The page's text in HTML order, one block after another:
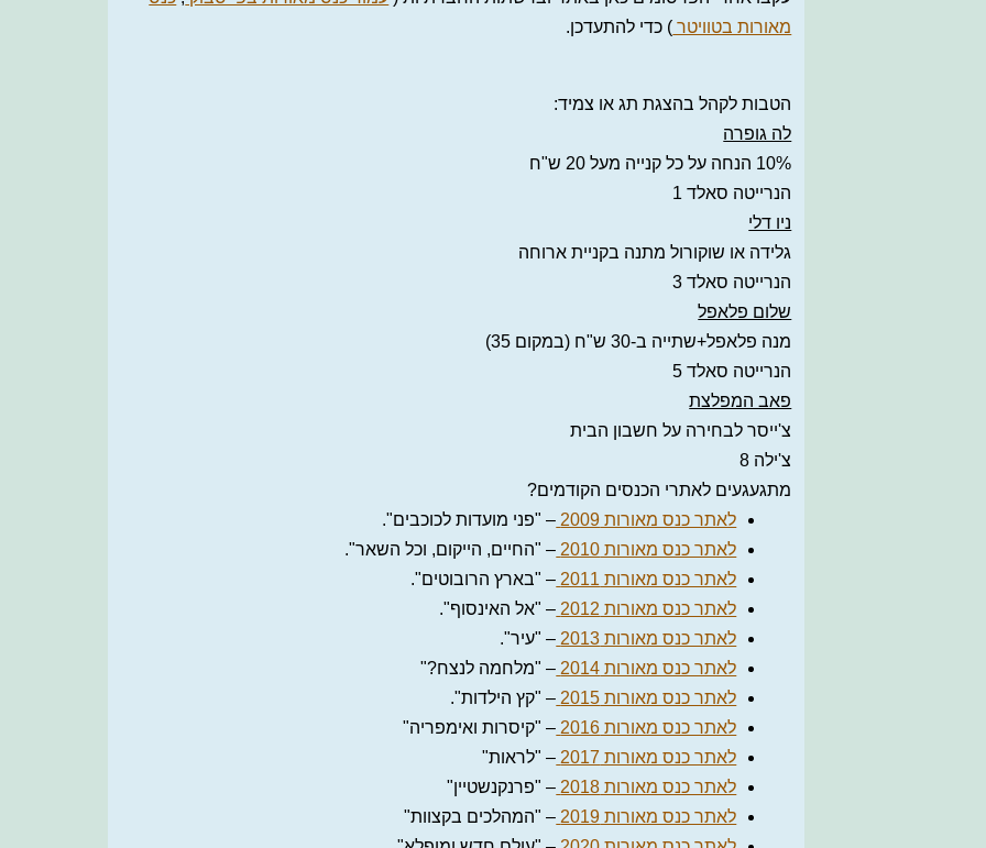
מאורות בטוויטר ) כדי להתעדכן.
הטבות לקהל בהצגת תג או צמיד:
לה גופרה
10% הנחה על כל קנייה מעל 20 ש"ח
הנרייטה סאלד 1
ניו דלי
גלידה או שוקורול מתנה בקניית ארוחה
הנרייטה סאלד 3
שלום פלאפל
מנה פלאפל+שתייה ב-30 ש"ח (במקום 35)
הנרייטה סאלד 5
פאב המפלצת
צ'ייסר לבחירה על חשבון הבית
צ'ילה 8
מתגעגעים לאתרי הכנסים הקודמים?
לאתר כנס מאורות 2009
– "פני מועדות לכוכבים".
לאתר כנס מאורות 2010
– "החיים, הייקום, וכל השאר".
לאתר כנס מאורות 2011
– "בארץ הרובוטים".
לאתר כנס מאורות 2012
– "אל האינסוף".
לאתר כנס מאורות 2013
– "עיר".
לאתר כנס מאורות 2014
– "מלחמה לנצח?"
לאתר כנס מאורות 2015
– "קץ הילדות".
לאתר כנס מאורות 2016
– "קיסרות ואימפריה"
לאתר כנס מאורות 2017
– "לראות"
לאתר כנס מאורות 2018
– "פרנקנשטיין"
לאתר כנס מאורות 2019
– "המהלכים בקצוות"